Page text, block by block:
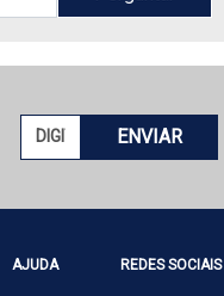
ENVIAR
AJUDA REDES SOCIAIS